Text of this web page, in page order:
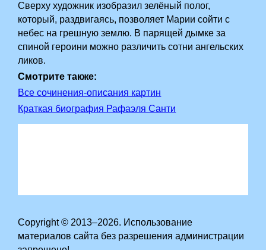
Сверху художник изобразил зелёный полог,
который, раздвигаясь, позволяет Марии сойти с
небес на грешную землю. В парящей дымке за
спиной героини можно различить сотни ангельских
ликов.
Смотрите также:
Все сочинения-описания картин
Краткая биография Рафаэля Санти
Copyright © 2013–2026. Использование
материалов сайта без разрешения администрации